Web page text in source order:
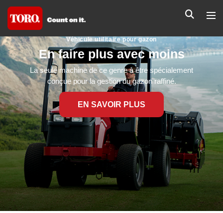
Véhicule utilitaire pour gazon
En faire plus avec moins
La seule machine de ce genre à être spécialement
conçue pour la gestion du gazon raffiné.
EN SAVOIR PLUS